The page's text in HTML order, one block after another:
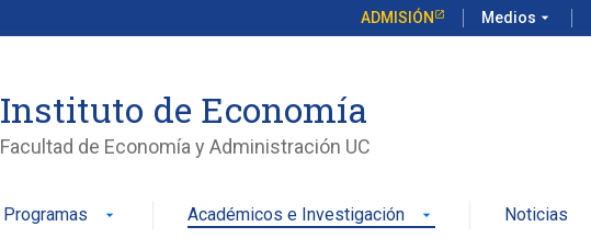
ADMISIÓN Medios arrow_drop_down
Instituto de Economía
Facultad de Economía y Administración UC
Programas arrow_drop_down Académicos e Investigación arrow_drop_down Noticias